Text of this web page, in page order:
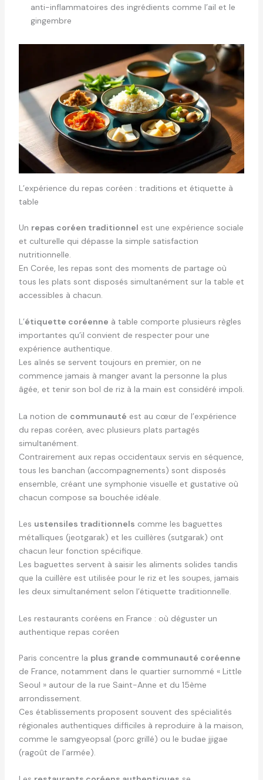
anti-inflammatoires des ingrédients comme l’ail et le
gingembre
L’expérience du repas coréen : traditions et étiquette à
table
Un repas coréen traditionnel est une expérience sociale
et culturelle qui dépasse la simple satisfaction
nutritionnelle.
En Corée, les repas sont des moments de partage où
tous les plats sont disposés simultanément sur la table et
accessibles à chacun.
L’étiquette coréenne à table comporte plusieurs règles
importantes qu’il convient de respecter pour une
expérience authentique.
Les aînés se servent toujours en premier, on ne
commence jamais à manger avant la personne la plus
âgée, et tenir son bol de riz à la main est considéré impoli.
La notion de communauté est au cœur de l’expérience
du repas coréen, avec plusieurs plats partagés
simultanément.
Contrairement aux repas occidentaux servis en séquence,
tous les banchan (accompagnements) sont disposés
ensemble, créant une symphonie visuelle et gustative où
chacun compose sa bouchée idéale.
Les ustensiles traditionnels comme les baguettes
métalliques (jeotgarak) et les cuillères (sutgarak) ont
chacun leur fonction spécifique.
Les baguettes servent à saisir les aliments solides tandis
que la cuillère est utilisée pour le riz et les soupes, jamais
les deux simultanément selon l’étiquette traditionnelle.
Les restaurants coréens en France : où déguster un
authentique repas coréen
Paris concentre la plus grande communauté coréenne
de France, notamment dans le quartier surnommé « Little
Seoul » autour de la rue Saint-Anne et du 15ème
arrondissement.
Ces établissements proposent souvent des spécialités
régionales authentiques difficiles à reproduire à la maison,
comme le samgyeopsal (porc grillé) ou le budae jjigae
(ragoût de l’armée).